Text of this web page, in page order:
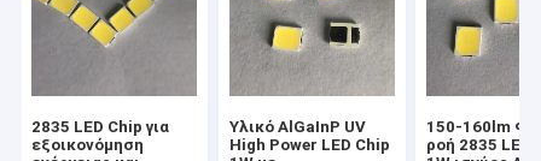
2835 LED Chip για
εξοικονόμηση
Υλικό AlGaInP UV
High Power LED Chip
150-160lm
ροή 2835 LED